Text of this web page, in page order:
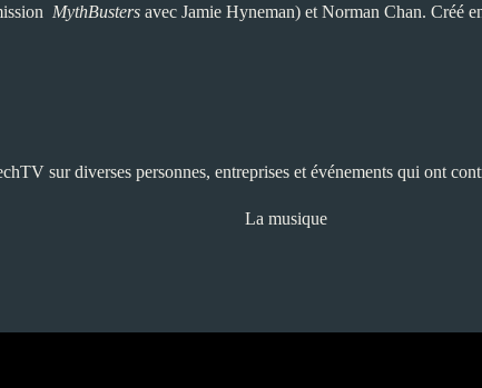
MythBusters avec Jamie Hyneman) et Norman Chan. Créé
sur diverses personnes, entreprises et événements qui ont
La musique